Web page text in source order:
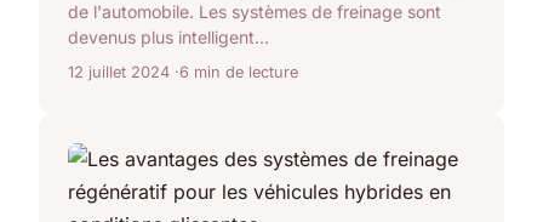
de l'automobile. Les systèmes de freinage sont
devenus plus intelligent...
12 juillet 2024 6 min de lecture